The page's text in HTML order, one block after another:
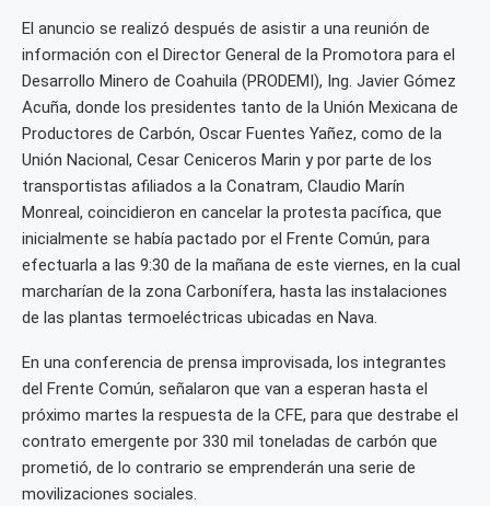
El anuncio se realizó después de asistir a una reunión de
información con el Director General de la Promotora para el
Desarrollo Minero de Coahuila (PRODEMI), Ing. Javier Gómez
Acuña, donde los presidentes tanto de la Unión Mexicana de
Productores de Carbón, Oscar Fuentes Yañez, como de la
Unión Nacional, Cesar Ceniceros Marin y por parte de los
transportistas afiliados a la Conatram, Claudio Marín
Monreal, coincidieron en cancelar la protesta pacífica, que
inicialmente se había pactado por el Frente Común, para
efectuarla a las 9:30 de la mañana de este viernes, en la cual
marcharían de la zona Carbonífera, hasta las instalaciones
de las plantas termoeléctricas ubicadas en Nava.
En una conferencia de prensa improvisada, los integrantes
del Frente Común, señalaron que van a esperan hasta el
próximo martes la respuesta de la CFE, para que destrabe el
contrato emergente por 330 mil toneladas de carbón que
prometió, de lo contrario se emprenderán una serie de
movilizaciones sociales.